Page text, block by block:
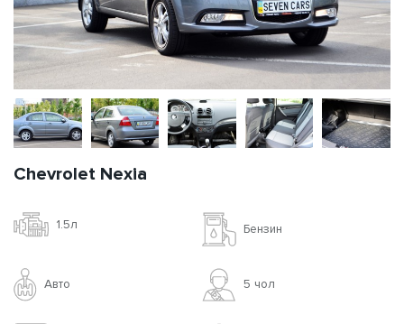
Chevrolet Nexia
1.5л Бензин
Авто 5 чoл